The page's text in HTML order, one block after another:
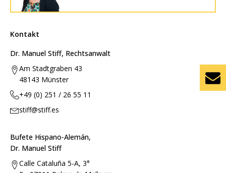
Kontakt
Dr. Manuel Stiff, Rechtsanwalt
Am Stadtgraben 43
48143 Münster
+49 (0) 251 / 26 55 11
stiff@stiff.es
Bufete Hispano-Alemán,
Dr. Manuel Stiff
Calle Cataluña 5-A, 3°